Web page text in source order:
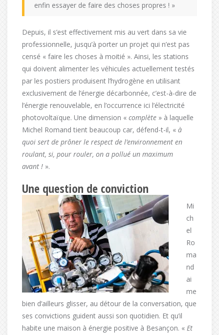
enfin essayer de faire des choses propres ! »
Depuis, il s’est effectivement mis au vert dans sa vie
professionnelle, jusqu’à porter un projet qui n’est pas
censé « faire les choses à moitié ». Ainsi, les stations
qui doivent alimenter les véhicules actuellement testés
par les postiers produisent l’hydrogène en utilisant
exclusivement de l’énergie décarbonnée, c’est-à-dire de
l’énergie renouvelable, en l’occurrence ici l’électricité
photovoltaïque. Une dimension « complète » à laquelle
Michel Romand tient beaucoup car, défend-t-il, « à
quoi sert de prôner le respect de l’environnement en
roulant, si, pour rouler, on a pollué un maximum
avant ! ».
Une question de conviction
Mi
ch
el
Ro
ma
nd
ai
me
bien d’ailleurs glisser, au détour de la conversation, que
ses convictions guident aussi son quotidien. Et qu’il
habite une maison à énergie positive à Besançon. « Et